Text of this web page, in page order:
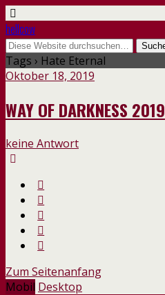
hellcow
Tags › Hate Eternal
Oktober 18, 2019
WAY OF DARKNESS 2019
keine Antwort
Zum Seitenanfang
Mobil Desktop